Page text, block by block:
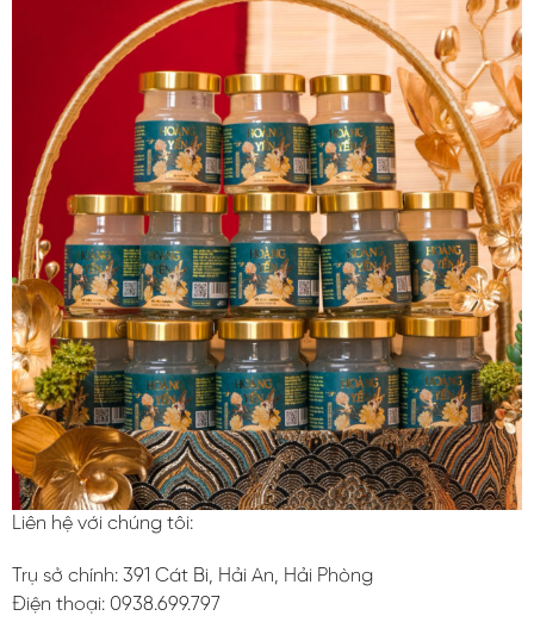
Liên hệ với chúng tôi:
Trụ sở chính: 391 Cát Bi, Hải An, Hải Phòng
Điện thoại: 0938.699.797